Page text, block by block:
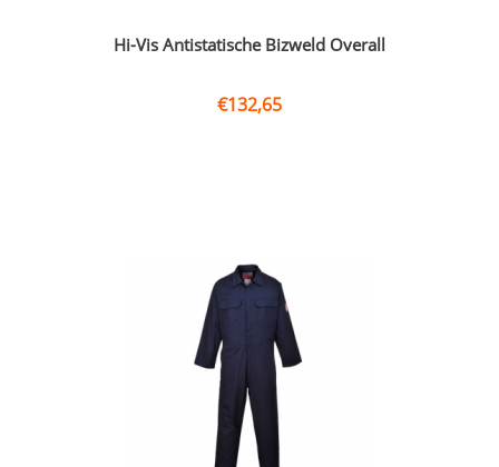
Hi-Vis Antistatische Bizweld Overall
€132,65